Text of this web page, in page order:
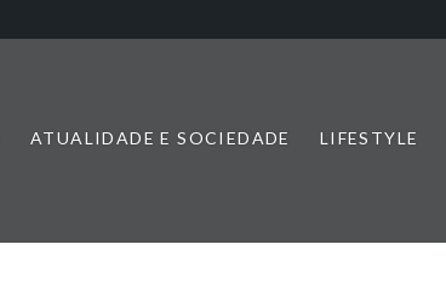
ATUALIDADE E SOCIEDADE LIFESTYLE